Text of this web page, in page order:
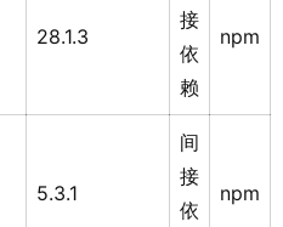
28.1.3
接
依
赖
npm
5.3.1
间
接
依
npm